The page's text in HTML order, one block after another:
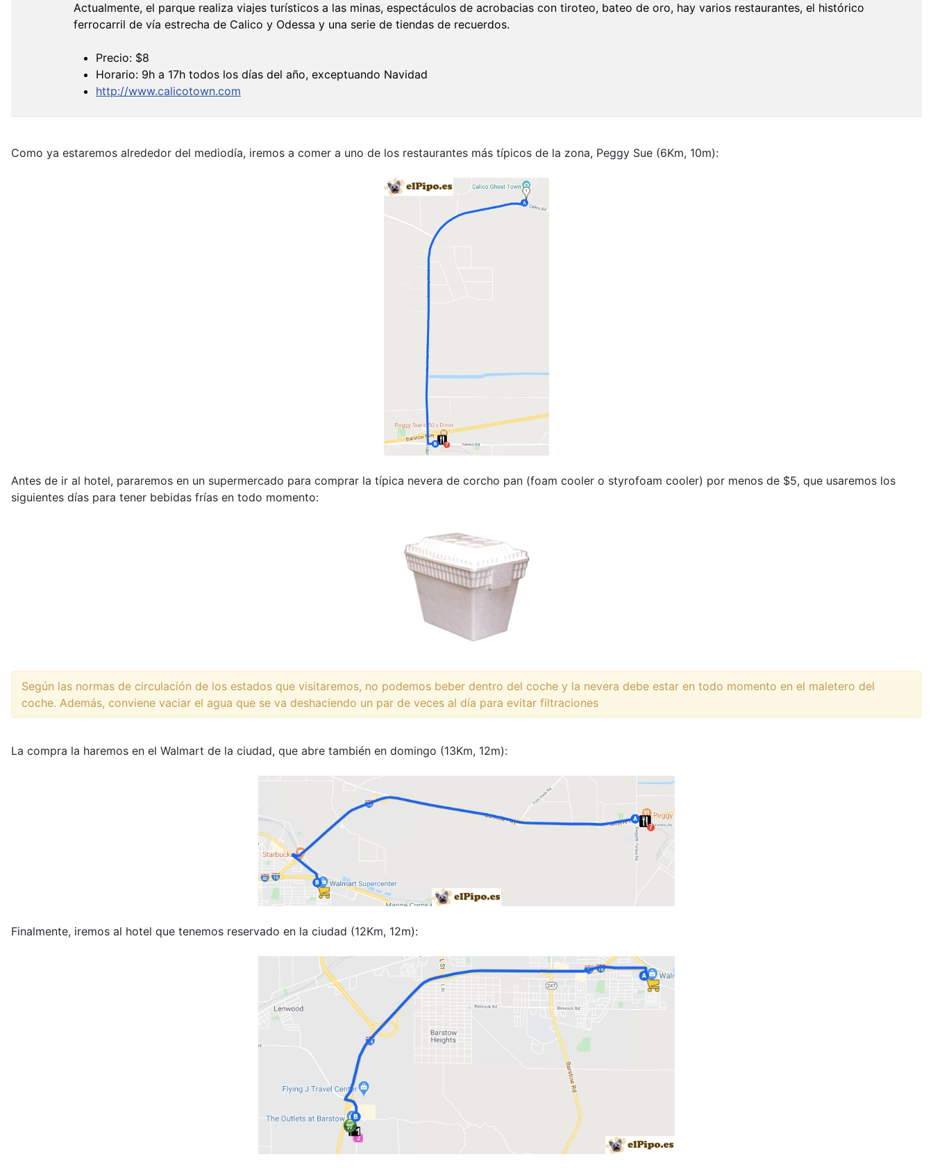
Actualmente, el parque realiza viajes turísticos a las minas, espectáculos de acrobacias con tiroteo, bateo de oro, hay varios restaurantes, el histórico
ferrocarril de vía estrecha de Calico y Odessa y una serie de tiendas de recuerdos.
Precio: $8
Horario: 9h a 17h todos los días del año, exceptuando Navidad
http://www.calicotown.com
Como ya estaremos alrededor del mediodía, iremos a comer a uno de los restaurantes más típicos de la zona, Peggy Sue (6Km, 10m):
Antes de ir al hotel, pararemos en un supermercado para comprar la típica nevera de corcho pan (foam cooler o styrofoam cooler) por menos de $5, que usaremos los
siguientes días para tener bebidas frías en todo momento:
Según las normas de circulación de los estados que visitaremos, no podemos beber dentro del coche y la nevera debe estar en todo momento en el maletero del
coche. Además, conviene vaciar el agua que se va deshaciendo un par de veces al día para evitar filtraciones
La compra la haremos en el Walmart de la ciudad, que abre también en domingo (13Km, 12m):
Finalmente, iremos al hotel que tenemos reservado en la ciudad (12Km, 12m):